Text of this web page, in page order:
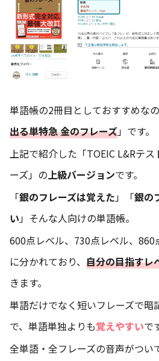
単語帳の2冊目としておすすめな
出る単特急 金のフレーズ」です。
上記で紹介した「TOEIC L&Rテ
ーズ」の上級バージョンです。
「銀のフレーズは覚えた」「銀の
い」そんな人向けの単語帳。
600点レベル、730点レベル、
に分かれており、 自分の目指すレ
きます。
単語だけでなく短いフレーズで暗
で、単語単独よりも覚えやすいで
全単語・全フレーズの音声がつい